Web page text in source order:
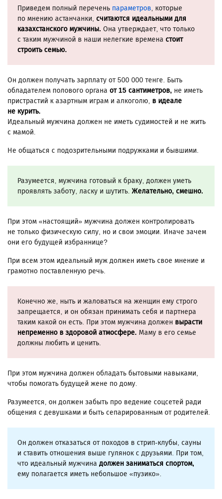
Приведем полный перечень параметров, которые
по мнению астанчанки, считаются идеальными для
казахстанского мужчины. Она утверждает, что только
с таким мужчиной в наши нелегкие времена стоит
строить семью.
Он должен получать зарплату от 500 000 тенге. Быть
обладателем полового органа от 15 сантиметров, не иметь
пристрастий к азартным играм и алкоголю, в идеале
не курить.
Идеальный мужчина должен не иметь судимостей и не жить
с мамой.
Не общаться с подозрительными подружками и бывшими.
Разумеется, мужчина готовый к браку, должен уметь
проявлять заботу, ласку и шутить. Желательно, смешно.
При этом «настоящий» мужчина должен контролировать
не только физическую силу, но и свои эмоции. Иначе зачем
они его будущей избраннице?
При всем этом идеальный муж должен иметь свое мнение и
грамотно поставленную речь.
Конечно же, ныть и жаловаться на женщин ему строго
запрещается, и он обязан принимать себя и партнера
таким какой он есть. При этом мужчина должен вырасти
непременно в здоровой атмосфере. Маму в его семье
должны любить и ценить.
При этом мужчина должен обладать бытовыми навыками,
чтобы помогать будущей жене по дому.
Разумеется, он должен забыть про ведение соцсетей ради
общения с девушками и быть сепарированным от родителей.
Он должен отказаться от походов в стрип-клубы, сауны
и ставить отношения выше гулянок с друзьями. При том,
что идеальный мужчина должен заниматься спортом,
ему полагается иметь небольшое «пузико».